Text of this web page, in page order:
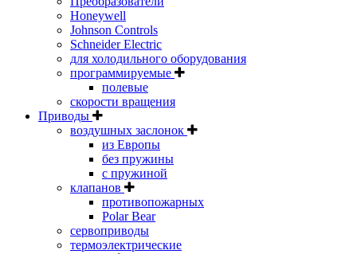
Honeywell
Johnson Controls
Schneider Electric
для холодильного оборудования
программируемые
полевые
скорости вращения
Приводы
воздушных заслонок
из Европы
без пружины
с пружиной
клапанов
противопожарных
Polar Bear
сервоприводы
термоэлектрические